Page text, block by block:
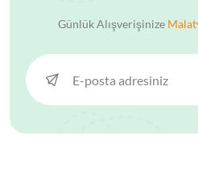
Günlük Alışverişinize